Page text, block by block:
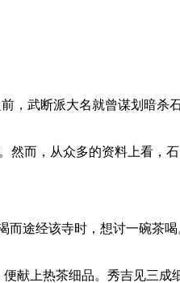
前，武断派大名就曾谋划暗杀
而，从众多的资料上看，
而途经该寺时，想讨一碗茶
献上热茶细品。秀吉见三成